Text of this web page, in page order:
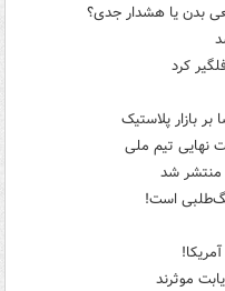
بدن یا هشدار جدی؟
کرد
بازار پلاستیک
شد
است!
موثرند